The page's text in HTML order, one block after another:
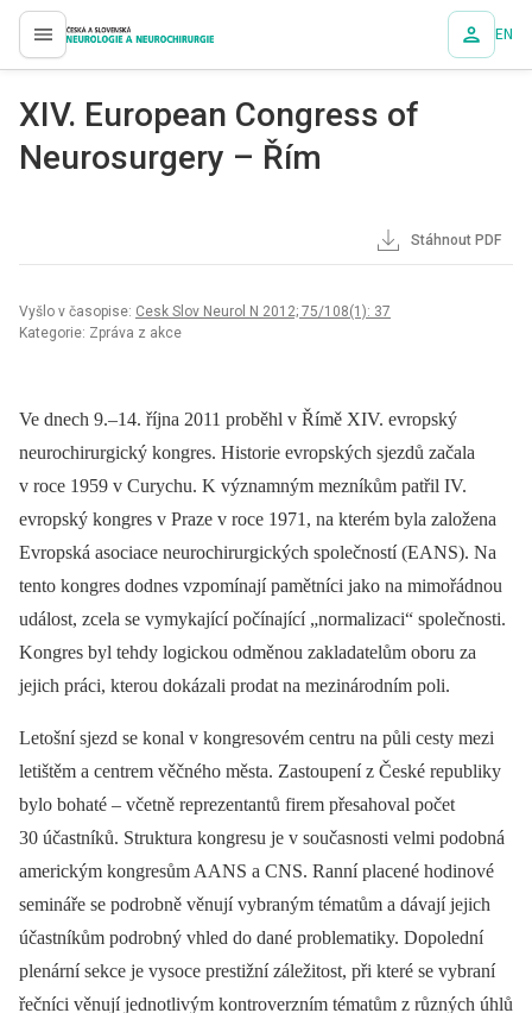
proLékaře.cz EN
XIV. European Congress of
Neurosurgery – Řím
Stáhnout PDF
Vyšlo v časopise: Cesk Slov Neurol N 2012; 75/108(1): 37
Kategorie: Zpráva z akce
Ve dnech 9.–14. října 2011 proběhl v Římě XIV. evropský
neurochirurgický kongres. Historie evropských sjezdů začala
v roce 1959 v Curychu. K významným mezníkům patřil IV.
evropský kongres v Praze v roce 1971, na kterém byla založena
Evropská asociace neurochirurgických společností (EANS). Na
tento kongres dodnes vzpomínají pamětníci jako na mimořádnou
událost, zcela se vymykající počínající „normalizaci“ společnosti.
Kongres byl tehdy logickou odměnou zakladatelům oboru za
jejich práci, kterou dokázali prodat na mezinárodním poli.
Letošní sjezd se konal v kongresovém centru na půli cesty mezi
letištěm a centrem věčného města. Zastoupení z České republiky
bylo bohaté –⁠ včetně reprezentantů firem přesahoval počet
30 účastníků. Struktura kongresu je v současnosti velmi podobná
americkým kongresům AANS a CNS. Ranní placené hodinové
semináře se podrobně věnují vybraným tématům a dávají jejich
účastníkům podrobný vhled do dané problematiky. Dopolední
plenární sekce je vysoce prestižní záležitost, při které se vybraní
řečníci věnují jednotlivým kontroverzním tématům z různých úhlů